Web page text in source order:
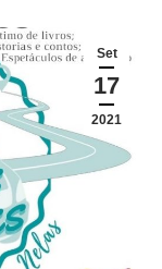
Set
17
2021